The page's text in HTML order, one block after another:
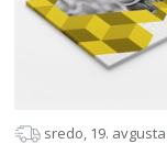
sredo, 19. avgusta